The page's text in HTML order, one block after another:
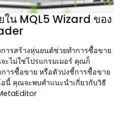
น MQL5 Wizard ของ
ารสร้างหุ่นยนต์ช่วยทำการซื้อขาย
ะไม่ใช่โปรแกรมเมอร์ คุณก็
ารซื้อขาย หรือตัวบ่งชี้การซื้อขาย
นี้ คุณจะพบคำแนะนำเกี่ยวกับวิธี